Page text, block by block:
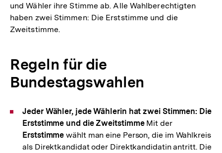
und Wähler ihre Stimme ab. Alle Wahlberechtigten
haben zwei Stimmen: Die Erststimme und die
Zweitstimme.
Regeln für die
Bundestagswahlen
Jeder Wähler, jede Wählerin hat zwei Stimmen: Die
Erststimme und die ZweitstimmeMit der
Erststimme wählt man eine Person, die im Wahlkreis
als Direktkandidat oder Direktkandidatin antritt. Die